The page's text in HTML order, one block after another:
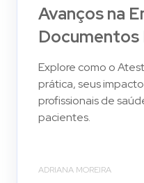
Avanços na
Documentos
Explore como o
prática, seus
profissionais de
pacientes.
ADRIANA MOREIRA